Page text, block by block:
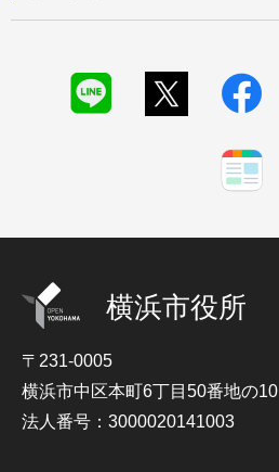
横浜市役所
〒231-0005
横浜市中区本町6丁目50番地の10
法人番号：3000020141003